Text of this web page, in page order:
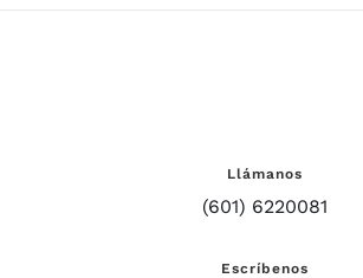
Llámanos
(601) 6220081
Escríbenos